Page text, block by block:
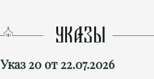
УКАЗЫ
Указ 20 от 22.07.2026